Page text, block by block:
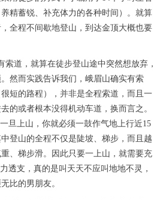
养精蓄锐、补充体力的各种时间）。就算
全程不间歇地登山，到达金顶大概也要
索道，就算在徒步登山途中突然想放弃，
然而实践告诉我们，峨眉山确实有索
短的路程），并非是全程索道，而且一
的或者根本没得机动车道，换而言之。
旦上山，你就必须一鼓作气地上行近15
登山的全程不仅是陡坡、梯步，而且越
、梯步滑。因此只要一上山，就需要充
透支，真的是叫天天不应叫地地不灵，
比的男朋友。